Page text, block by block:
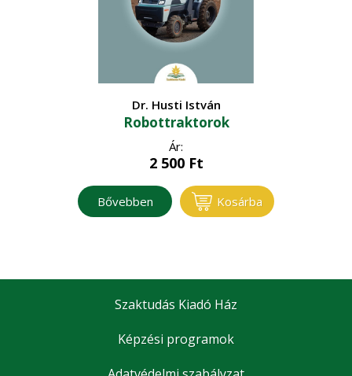
Dr. Husti István
Robottraktorok
Ár:
2 500Ft
Bővebben Kosárba
Szaktudás Kiadó Ház
Képzési programok